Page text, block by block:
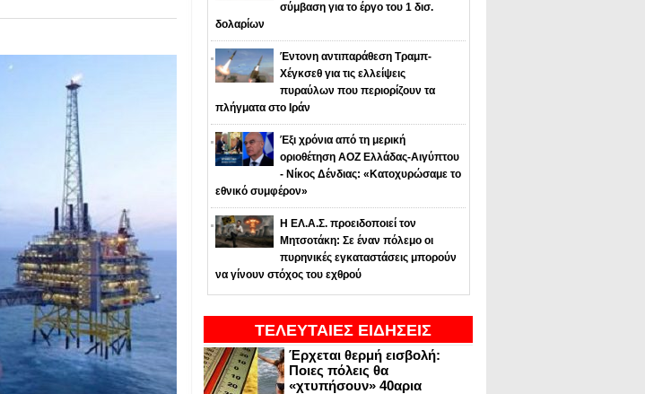
σύμβαση για το έργο του 1 δισ.
δολαρίων
Έντονη αντιπαράθεση Τραμπ-
Χέγκσεθ για τις ελλείψεις
πυραύλων που περιορίζουν τα
πλήγματα στο Ιράν
Έξι χρόνια από τη μερική
οριοθέτηση ΑΟΖ Ελλάδας-Αιγύπτου
- Νίκος Δένδιας: «Κατοχυρώσαμε το
εθνικό συμφέρον»
Η ΕΛ.Α.Σ. προειδοποιεί τον
Μητσοτάκη: Σε έναν πόλεμο οι
πυρηνικές εγκαταστάσεις μπορούν
να γίνουν στόχος του εχθρού
ΤΕΛΕΥΤΑΙΕΣ ΕΙΔΗΣΕΙΣ
Έρχεται θερμή εισβολή:
Ποιες πόλεις θα
«χτυπήσουν» 40αρια